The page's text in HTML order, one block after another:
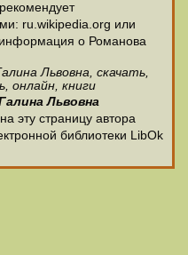
ru.wikipedia.org или
информация о Романова
Львовна, скачать,
онлайн, книги
Львовна
эту страницу автора
библиотеки LibOk